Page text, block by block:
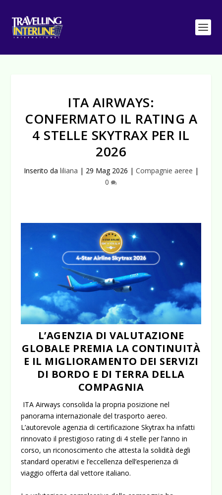
ITA AIRWAYS:
CONFERMATO IL RATING A
4 STELLE SKYTRAX PER IL
2026
Inserito da liliana | 29 Mag 2026 | Compagnie aeree |
0
L’AGENZIA DI VALUTAZIONE
GLOBALE PREMIA LA CONTINUITÀ
E IL MIGLIORAMENTO DEI SERVIZI
DI BORDO E DI TERRA DELLA
COMPAGNIA
ITA Airways consolida la propria posizione nel
panorama internazionale del trasporto aereo.
L’autorevole agenzia di certificazioneSkytrax ha infatti
rinnovato il prestigiosorating di 4 stelle per l’anno in
corso, un riconoscimento che attesta la solidità degli
standard operativi e l’eccellenza dell’esperienza di
viaggio offerta dal vettore italiano.